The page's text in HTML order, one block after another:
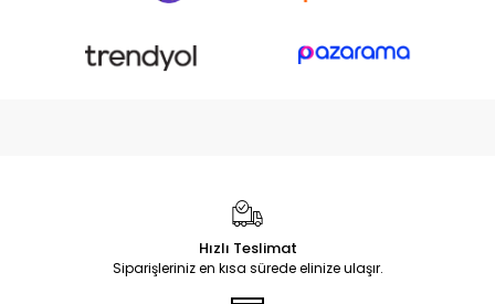
Hızlı Teslimat
Siparişleriniz en kısa sürede elinize ulaşır.